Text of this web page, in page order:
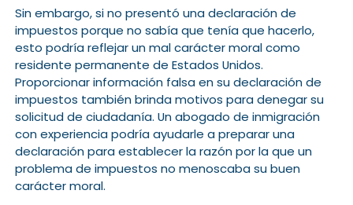
Sin embargo, si no presentó una declaración de
impuestos porque no sabía que tenía que hacerlo,
esto podría reflejar un mal carácter moral como
residente permanente de Estados Unidos.
Proporcionar información falsa en su declaración de
impuestos también brinda motivos para denegar su
solicitud de ciudadanía. Un abogado de inmigración
con experiencia podría ayudarle a preparar una
declaración para establecer la razón por la que un
problema de impuestos no menoscaba su buen
carácter moral.